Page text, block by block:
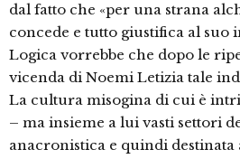
dal fatto che «per una strana
concede e tutto giustifica al suo
Logica vorrebbe che dopo le
vicenda di Noemi Letizia tale
La cultura misogina di cui è
– ma insieme a lui vasti settori
anacronistica e quindi destinata